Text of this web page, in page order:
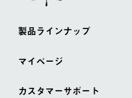
製品ラインナップ
マイページ
カスタマーサポート